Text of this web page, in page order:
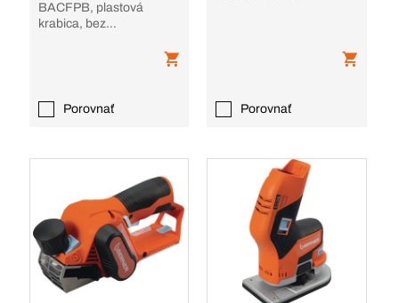
BACFPB, plastová
krabica, bez
Porovnať Porovnať